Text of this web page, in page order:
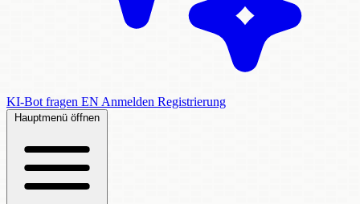
KI-Bot fragen EN Anmelden Registrierung
Hauptmenü öffnen